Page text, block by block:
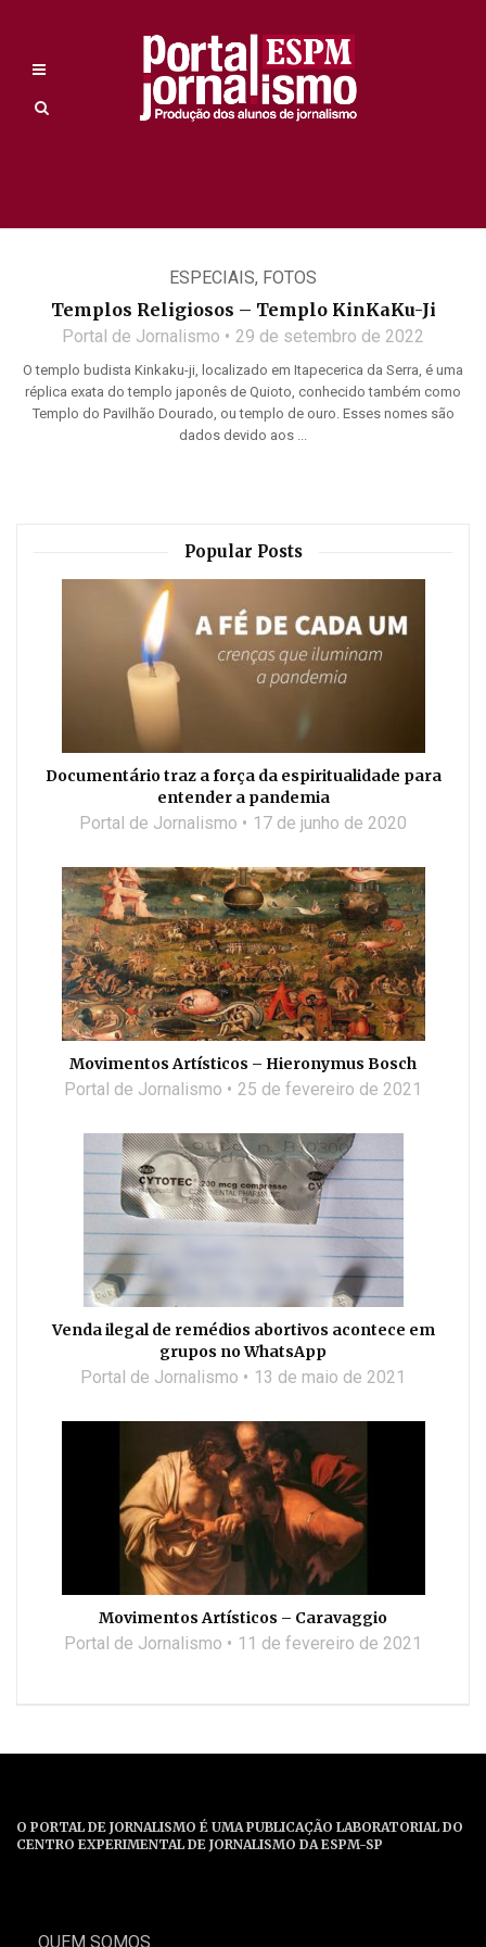
ESPECIAIS, FOTOS
Templos Religiosos – Templo KinKaKu-Ji
Portal de Jornalismo 29 de setembro de 2022
O templo budista Kinkaku-ji, localizado em Itapecerica da Serra, é uma
réplica exata do templo japonês de Quioto, conhecido também como
Templo do Pavilhão Dourado, ou templo de ouro. Esses nomes são
dados devido aos ...
Popular Posts
Documentário traz a força da espiritualidade para
entender a pandemia
Portal de Jornalismo 17 de junho de 2020
Movimentos Artísticos – Hieronymus Bosch
Portal de Jornalismo 25 de fevereiro de 2021
Venda ilegal de remédios abortivos acontece em
grupos no WhatsApp
Portal de Jornalismo 13 de maio de 2021
Movimentos Artísticos – Caravaggio
Portal de Jornalismo 11 de fevereiro de 2021
O PORTAL DE JORNALISMO É UMA PUBLICAÇÃO LABORATORIAL DO
CENTRO EXPERIMENTAL DE JORNALISMO DA ESPM-SP
QUEM SOMOS